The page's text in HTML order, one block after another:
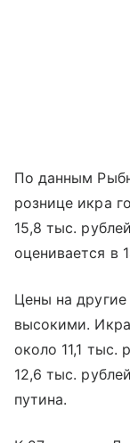
По данным
рознице икра
15,8 тыс.
оценивается в
Цены на
высокими.
около 11,1
12,6 тыс.
путина.